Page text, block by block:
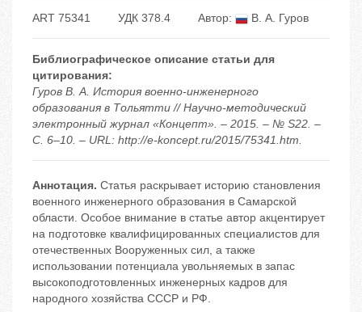
ART 75341 УДК 378.4 Автор: В. А. Гуров
Библиографическое описание статьи для
цитирования:
Гуров В. А. История военно-инженерного
образования в Тольятти // Научно-методический
электронный журнал «Концепт». – 2015. – № S22. –
С. 6–10. – URL: http://e-koncept.ru/2015/75341.htm.
Аннотация. Статья раскрывает историю становления
военного инженерного образования в Самарской
области. Особое внимание в статье автор акцентирует
на подготовке квалифицированных специалистов для
отечественных Вооруженных сил, а также
использовании потенциала увольняемых в запас
высокоподготовленных инженерных кадров для
народного хозяйства СССР и РФ.